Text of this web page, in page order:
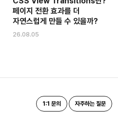
페이지 전환 효과를 더
자연스럽게 만들 수 있을까?
26.08.05
1:1 문의 자주하는 질문